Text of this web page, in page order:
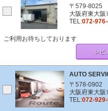
〒579-8025
大阪府東大阪
TEL:072-
ご利用お待ちしております
レビ
AUTO
〒578-0902
大阪府東大阪
TEL:072-